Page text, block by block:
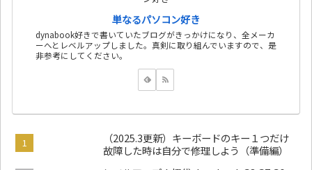
単なるパソコン好き
dynabook好きで書いていたブログがきっかけになり、全メーカ
ーへとレベルアップしました。真剣に取り組んでいますので、是
非参考にしてください。
（2025.3更新）キーボードのキー１つだけ
故障した時は自分で修理しよう（準備編）